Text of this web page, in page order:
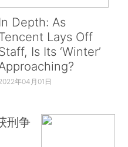
In Depth: As
Lays Off
Is Its ‘Winter’
年04月01日
刑争